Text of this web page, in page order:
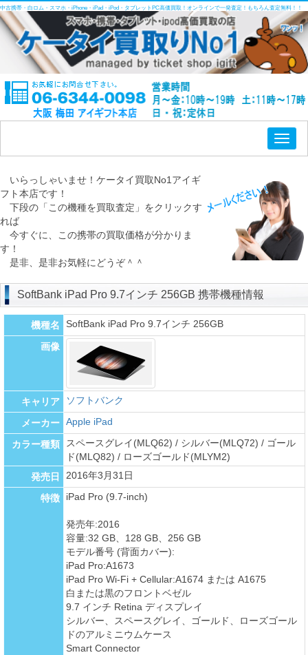
中古携帯・白ロム・スマホ・iPhone・iPad・iPod・タブレットPC高価買取！オンラインで一発査定！もちろん査定無料！！
いらっしゃいませ！ケータイ買取No1アイギ
フト本店です！
下段の「この機種を買取査定」をクリックす
れば
今すぐに、この携帯の買取価格が分かりま
す！
是非、是非お気軽にどうぞ＾＾
SoftBank iPad Pro 9.7インチ 256GB 携帯機種情報
機種名 SoftBank iPad Pro 9.7インチ 256GB
画像
キャリア ソフトバンク
メーカー Apple iPad
カラー種類
スペースグレイ(MLQ62) / シルバー(MLQ72) / ゴール
ド(MLQ82) / ローズゴールド(MLYM2)
発売日
2016年3月31日
特徴 iPad Pro (9.7-inch)
発売年:2016
容量:32 GB、128 GB、256 GB
モデル番号 (背面カバー):
iPad Pro:A1673
iPad Pro Wi-Fi + Cellular:A1674 または A1675
白または黒のフロントベゼル
9.7 インチ Retina ディスプレイ
シルバー、スペースグレイ、ゴールド、ローズゴール
ドのアルミニウムケース
Smart Connector